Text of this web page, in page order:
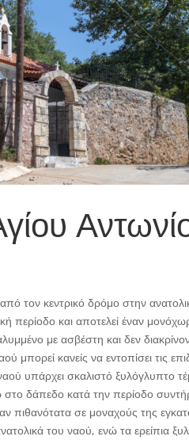
τον κεντρικό δρόμο στην
περίοδο και αποτελεί έναν
με ασβέστη και δεν
κανείς να εντοπίσει τις
υπάρχει σκαλιστό ξυλόγλυπτο
στο δάπεδο κατά την περίοδο
πιθανότατα σε μοναχούς της
του ναού, ενώ τα ερείπια